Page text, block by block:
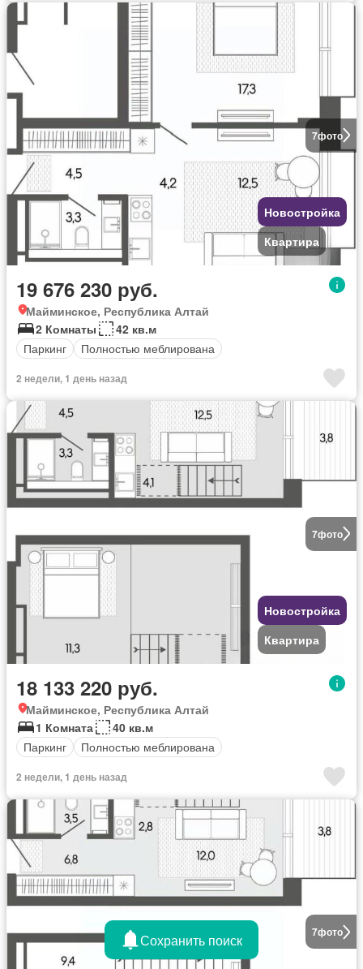
7фото
Новостройка
Квартира
19 676 230 руб.
Майминское, Республика Алтай
2 Комнаты
42 кв.м
Паркинг
Полностью меблирована
2 недели, 1 день назад
7фото
Новостройка
Квартира
18 133 220 руб.
Майминское, Республика Алтай
1 Комната
40 кв.м
Паркинг
Полностью меблирована
2 недели, 1 день назад
7фото
Сохранить поиск